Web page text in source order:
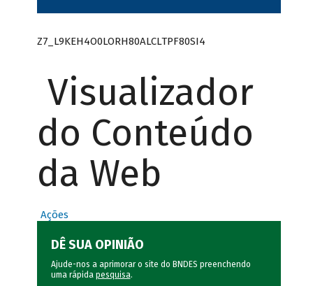
Z7_L9KEH4O0LORH80ALCLTPF80SI4
Visualizador
do Conteúdo
da Web
Ações
DÊ SUA OPINIÃO
Ajude-nos a aprimorar o site do BNDES preenchendo
uma rápida pesquisa.